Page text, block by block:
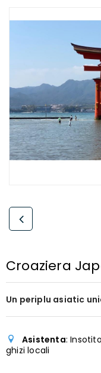
Croaziera
Un periplu asiatic
Asistenta:
ghizi locali